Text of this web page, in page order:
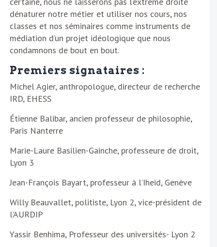
dénaturer notre métier et utiliser nos cours, nos
classes et nos séminaires comme instruments de
médiation d’un projet idéologique que nous
condamnons de bout en bout.
Premiers signataires :
Michel Agier, anthropologue, directeur de recherche
IRD, EHESS
Étienne Balibar, ancien professeur de philosophie,
Paris Nanterre
Marie-Laure Basilien-Gainche, professeure de droit,
Lyon 3
Jean-François Bayart, professeur à l’Iheid, Genève
Willy Beauvallet, politiste, Lyon 2, vice-président de
l’AURDIP
Yassir Benhima, Professeur des universités- Lyon 2